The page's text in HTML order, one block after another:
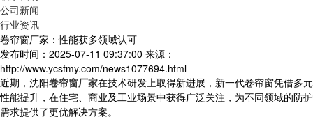
公司新闻
行业资讯
卷帘窗厂家：性能获多领域认可​
发布时间：2025-07-11 09:37:00 来源：
http://www.ycsfmy.com/news1077694.html
近期，沈阳卷帘窗厂家在技术研发上取得新进展，新一代卷帘窗凭借多元
性能提升，在住宅、商业及工业场景中获得广泛关注，为不同领域的防护
需求提供了更优解决方案。